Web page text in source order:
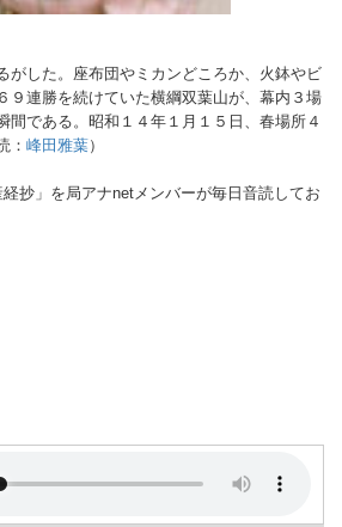
がした。座布団やミカンどころか、火鉢やビ
９連勝を続けていた横綱双葉山が、幕内３場
間である。昭和１４年１月１５日、春場所４
： 峰田雅葉）
抄」を局アナnetメンバーが毎日音読してお